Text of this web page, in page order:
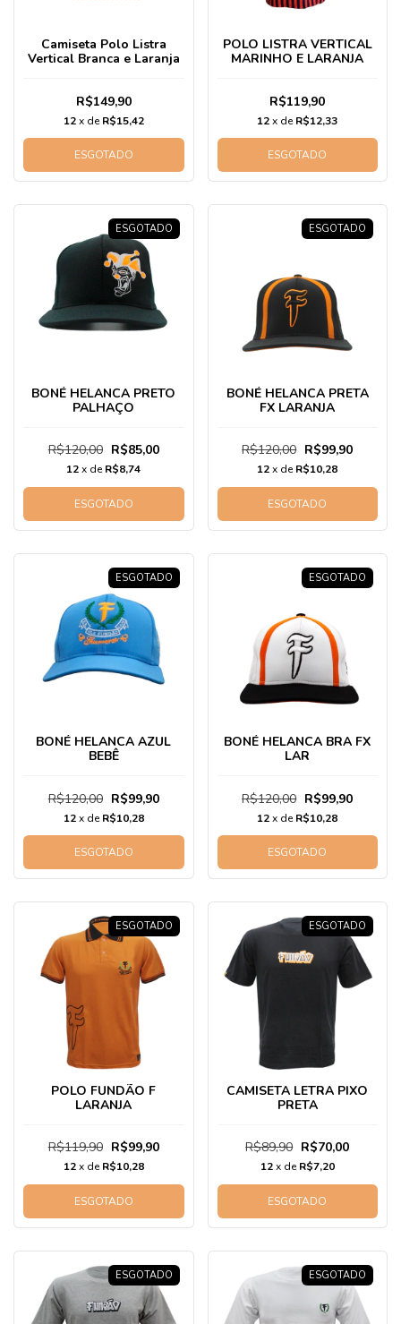
Camiseta Polo Listra
Vertical Branca e Laranja
R$149,90
12 x deR$15,42
ESGOTADO
POLO LISTRA VERTICAL
MARINHO E LARANJA
R$119,90
12 x deR$12,33
ESGOTADO
ESGOTADO
BONÉ HELANCA PRETO
PALHAÇO
R$120,00 R$85,00
12 x deR$8,74
ESGOTADO
ESGOTADO
BONÉ HELANCA PRETA
FX LARANJA
R$120,00 R$99,90
12 x deR$10,28
ESGOTADO
ESGOTADO
BONÉ HELANCA AZUL
BEBÊ
R$120,00 R$99,90
12 x deR$10,28
ESGOTADO
ESGOTADO
BONÉ HELANCA BRA FX
LAR
R$120,00 R$99,90
12 x deR$10,28
ESGOTADO
ESGOTADO
POLO FUNDÃO F
LARANJA
R$119,90 R$99,90
12 x deR$10,28
ESGOTADO
ESGOTADO
CAMISETA LETRA PIXO
PRETA
R$89,90 R$70,00
12 x deR$7,20
ESGOTADO
ESGOTADO ESGOTADO